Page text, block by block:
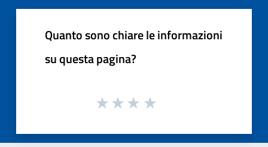
Quanto sono chiare le informazioni
su questa pagina?